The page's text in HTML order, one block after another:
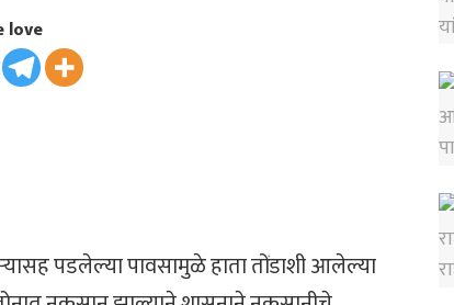
love
पडलेल्या पावसामुळे हाता तोंडाशी आलेल्या